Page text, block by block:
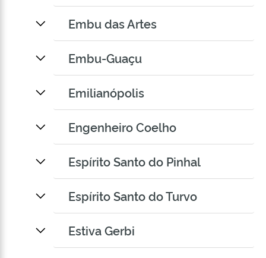
Embu das Artes
Embu-Guaçu
Emilianópolis
Engenheiro Coelho
Espírito Santo do Pinhal
Espírito Santo do Turvo
Estiva Gerbi